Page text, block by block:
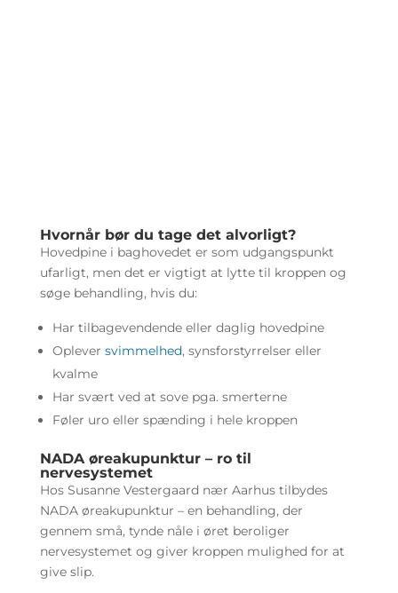
Hvornår bør du tage det alvorligt?
Hovedpine i baghovedet er som udgangspunkt
ufarligt, men det er vigtigt at lytte til kroppen og
søge behandling, hvis du:
Har tilbagevendende eller daglig hovedpine
Oplever svimmelhed, synsforstyrrelser eller
kvalme
Har svært ved at sove pga. smerterne
Føler uro eller spænding i hele kroppen
NADA øreakupunktur – ro til
nervesystemet
Hos Susanne Vestergaard nær Aarhus tilbydes
NADA øreakupunktur – en behandling, der
gennem små, tynde nåle i øret beroliger
nervesystemet og giver kroppen mulighed for at
give slip.